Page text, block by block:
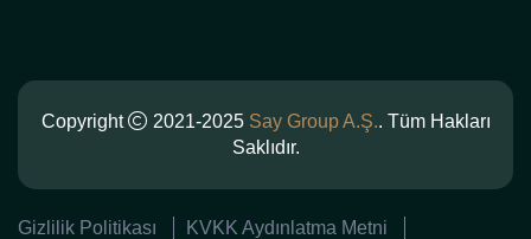
Copyright 2021-2025 Say Group A.Ş.. Tüm Hakları
Saklıdır.
Gizlilik Politikası
KVKK Aydınlatma Metni